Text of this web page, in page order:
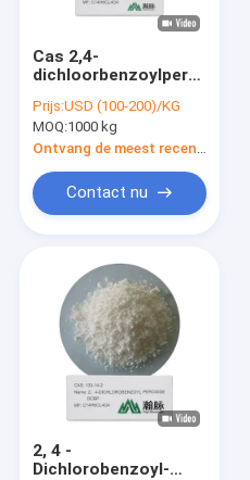
Cas 2,4-
dichloorbenzoylperoxide
proeven
Prijs:USD (100-200)/KG
MOQ:1000 kg
Contact nu
2, 4 -
Dichlorobenzoyl-